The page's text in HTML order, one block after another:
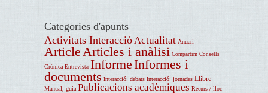
Categories d'apunts
Activitats Interacció Actualitat Anuari
Article Articles i anàlisi Compartim Consells
Crònica Entrevista InformeInformes i
documents Interacció: debats Interacció: jornades Llibre
Manual, guia Publicacions acadèmiques Recurs / lloc